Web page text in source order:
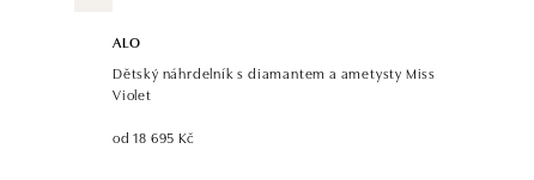
ALO
Dětský náhrdelník s diamantem a ametysty Miss
Violet
od 18 695 Kč